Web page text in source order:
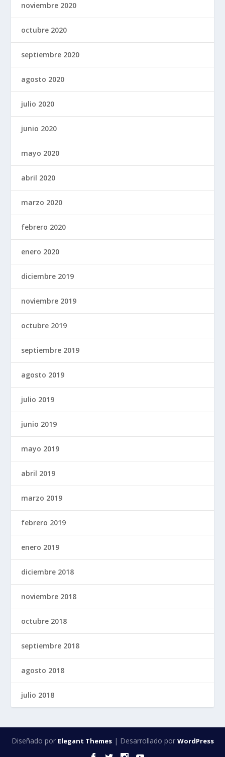
noviembre 2020
octubre 2020
septiembre 2020
agosto 2020
julio 2020
junio 2020
mayo 2020
abril 2020
marzo 2020
febrero 2020
enero 2020
diciembre 2019
noviembre 2019
octubre 2019
septiembre 2019
agosto 2019
julio 2019
junio 2019
mayo 2019
abril 2019
marzo 2019
febrero 2019
enero 2019
diciembre 2018
noviembre 2018
octubre 2018
septiembre 2018
agosto 2018
julio 2018
Diseñado por Elegant Themes| Desarrollado por WordPress